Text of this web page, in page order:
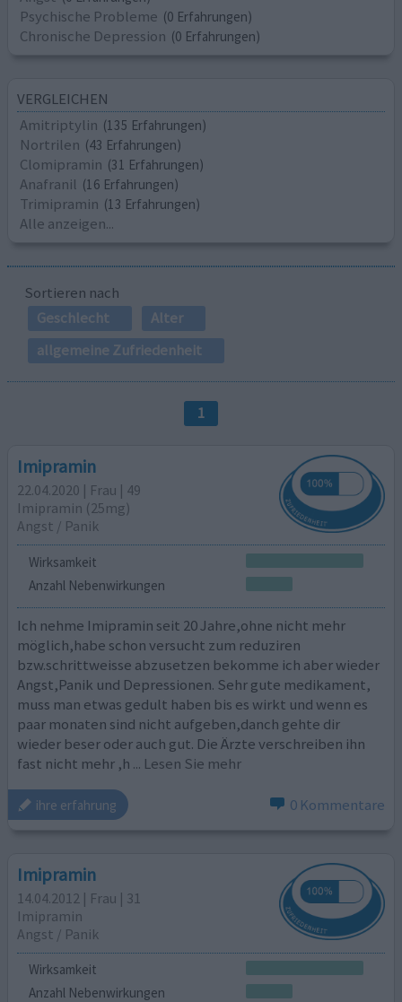
Psychische Probleme (0 Erfahrungen)
Chronische Depression (0 Erfahrungen)
VERGLEICHEN
Amitriptylin (135 Erfahrungen)
Nortrilen (43 Erfahrungen)
Clomipramin (31 Erfahrungen)
Anafranil (16 Erfahrungen)
Trimipramin (13 Erfahrungen)
Alle anzeigen...
Sortieren nach
Geschlecht
Alter
allgemeine Zufriedenheit
1
Imipramin
22.04.2020 | Frau | 49
Imipramin (25mg)
Angst / Panik
Wirksamkeit
Anzahl Nebenwirkungen
Ich nehme Imipramin seit 20 Jahre,ohne nicht mehr
möglich,habe schon versucht zum reduziren
bzw.schrittweisse abzusetzen bekomme ich aber wieder
Angst,Panik und Depressionen. Sehr gute medikament,
muss man etwas gedult haben bis es wirkt und wenn es
paar monaten sind nicht aufgeben,danch gehte dir
wieder beser oder auch gut. Die Ärzte verschreiben ihn
fast nicht mehr ,h ... Lesen Sie mehr
ihre erfahrung 0 Kommentare
Imipramin
14.04.2012 | Frau | 31
Imipramin
Angst / Panik
Wirksamkeit
Anzahl Nebenwirkungen